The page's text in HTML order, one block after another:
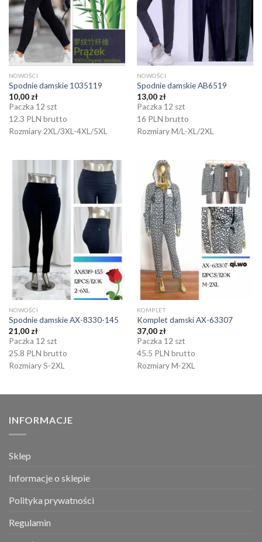
NOWOŚCI
Spodnie damskie 1035119
10,00 zł
Paczka 12 szt
12.3 PLN brutto
Rozmiary 2XL/3XL-4XL/5XL
NOWOŚCI
Spodnie damskie AB6519
13,00 zł
Paczka 12 szt
16 PLN brutto
Rozmiary M/L-XL/2XL
NOWOŚCI
Spodnie damskie AX-8330-145
21,00 zł
Paczka 12 szt
25.8 PLN brutto
Rozmiary S-2XL
KOMPLET
Komplet damski AX-63307
37,00 zł
Paczka 12 szt
45.5 PLN brutto
Rozmiary M-2XL
INFORMACJE
Sklep
Informacje o sklepie
Polityka prywatności
Regulamin